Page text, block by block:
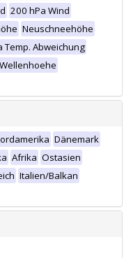
200 hPa Wind
Neuschneehöhe
Temp. Abweichung
Wellenhoehe
Dänemark
Afrika Ostasien
Italien/Balkan